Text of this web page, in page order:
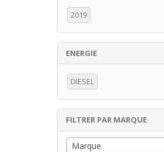
2019
ENERGIE
DIESEL
FILTRER PAR MARQUE
Marque